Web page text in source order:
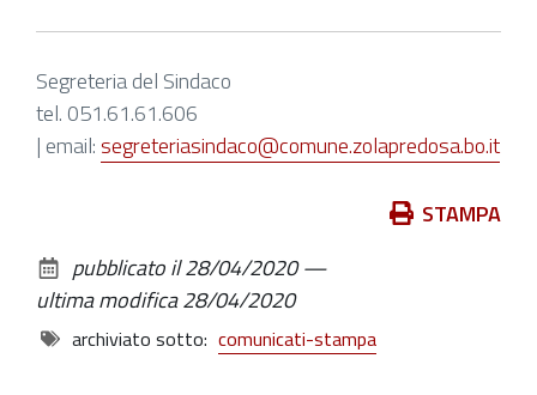
Segreteria del Sindaco
tel. 051.61.61.606
| email: segreteriasindaco@comune.zolapredosa.bo.it
documento
STAMPA
pubblicato il28/04/2020—
ultima modifica28/04/2020
archiviato sotto: comunicati-stampa